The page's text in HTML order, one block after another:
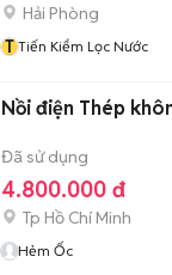
Hải Phòng
T Tiến Kiểm Lọc Nước
Nồi điện Thép
Đã sử dụng
4.800.000 đ
Tp Hồ Chí Minh
Hẻm Ốc